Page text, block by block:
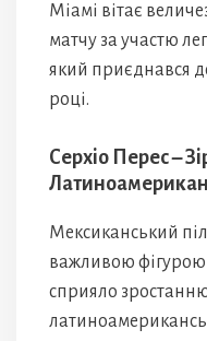
Міамі вітає
матчу за участю
який приєднався
році.
Серхіо Перес –
Мексиканський
важливою фігурою
сприяло